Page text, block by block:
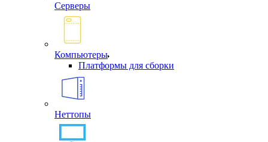
Серверы
Компьютеры
Платформы для сборки
Неттопы